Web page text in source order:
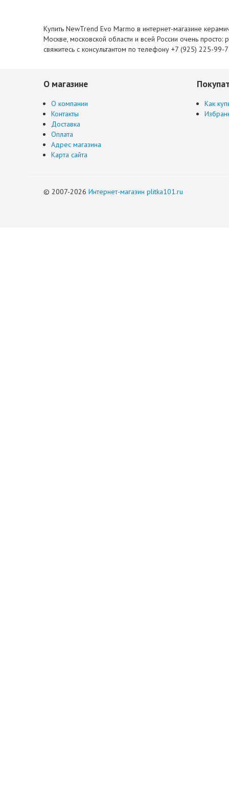
Купить NewTrend Evo Marmo в интернет-магазине
Москве, московской области и всей России очень
свяжитесь с консультантом по телефону +7 (925) 225-99-
О магазине
О компании
Контакты
Доставка
Оплата
Адрес магазина
Карта сайта
Как
© 2007-2026 Интернет-магазин plitka101.ru